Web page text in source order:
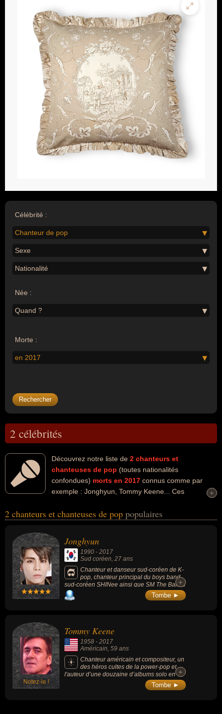
Célébrité :
Chanteur de pop
Sexe
Nationalité
Née :
Quand ?
Morte :
en 2017
2 célébrités
Découvrez notre liste de 2 chanteurs et
chanteuses de pop (toutes nationalités
confondues) morts en 2017 connus comme par
exemple : Jonghyun, Tommy Keene... Ces
l'art, de k-pop, de la musique, de la musique électronique, de la
été artiste, chanteur, chanteur de k-pop, danseur, musicien,
parolier, chanteur de power pop ou compositeur. En ce qui
concerne leurs nationalités au moment de leurs morts, ils peuvent
avoir été sud coréen ou américain par exemple.
+
+
2 chanteurs et chanteuses de pop populaires
Jonghyun
1990 - 2017
Sud coréen, 27 ans
Chanteur et danseur sud-coréen de K-
pop, chanteur principal du boys band
sud-coréen SHINee ainsi que SM The Ballad
(depuis 2010).
+
+
Tombe ►
Notez-le !
Tommy Keene
1958 - 2017
Américain , 59 ans
Chanteur américain et compositeur, un
des héros cultes de la power-pop et
l'auteur d’une douzaine d’albums solo en 40
ans de carrière. Son nom figurait souvent sur
les pochettes de ses amis Paul Westerberg,
+
+
Tombe ►